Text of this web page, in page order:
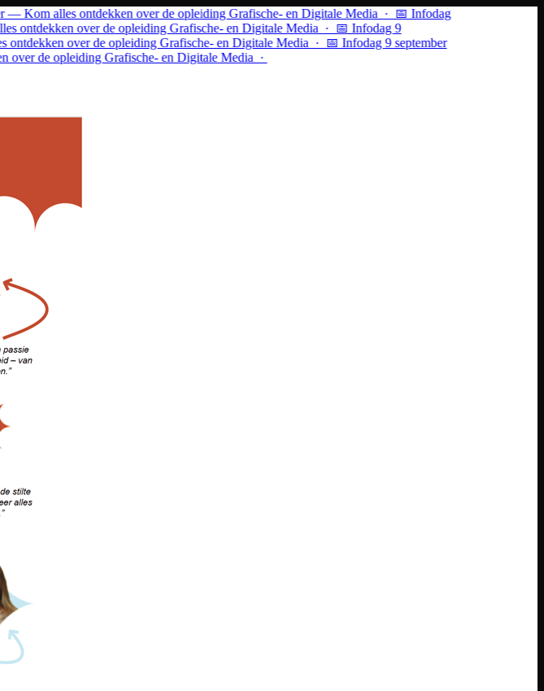
alles ontdekken over de opleiding Grafische- en Digitale Media · 📅 Infodag
over de opleiding Grafische- en Digitale Media · 📅 Infodag 9
over de opleiding Grafische- en Digitale Media · 📅 Infodag 9 september
de opleiding Grafische- en Digitale Media ·